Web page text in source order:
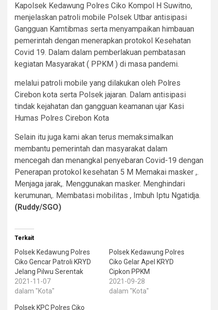
Kapolsek Kedawung Polres Ciko Kompol H Suwitno,
menjelaskan patroli mobile Polsek Utbar antisipasi
Gangguan Kamtibmas serta menyampaikan himbauan
pemerintah dengan menerapkan protokol Kesehatan
Covid 19. Dalam dalam pemberlakuan pembatasan
kegiatan Masyarakat ( PPKM ) di masa pandemi.
melalui patroli mobile yang dilakukan oleh Polres
Cirebon kota serta Polsek jajaran. Dalam antisipasi
tindak kejahatan dan gangguan keamanan ujar Kasi
Humas Polres Cirebon Kota
Selain itu juga kami akan terus memaksimalkan
membantu pemerintah dan masyarakat dalam
mencegah dan menangkal penyebaran Covid-19 dengan
Penerapan protokol kesehatan 5 M Memakai masker ,.
Menjaga jarak,. Menggunakan masker. Menghindari
kerumunan,. Membatasi mobilitas , Imbuh Iptu Ngatidja.
(Ruddy/SGO)
Terkait
Polsek Kedawung Polres
Ciko Gencar Patroli KRYD
Jelang Pilwu Serentak
2021-11-07
dalam "Kota"
Polsek Kedawung Polres
Ciko Gelar Apel KRYD
Cipkon PPKM
2021-09-28
dalam "Kota"
Polsek KPC Polres Ciko